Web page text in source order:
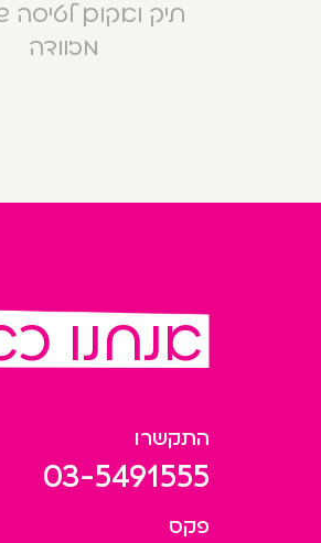
תיק ואקום לטיסה
מזוודה
אנחנו
התקשרו
03-5491555
פקס